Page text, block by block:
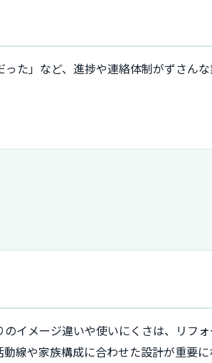
た」など、進捗や連絡体制がずさん
イメージ違いや使いにくさは、リフ
線や家族構成に合わせた設計が重要に